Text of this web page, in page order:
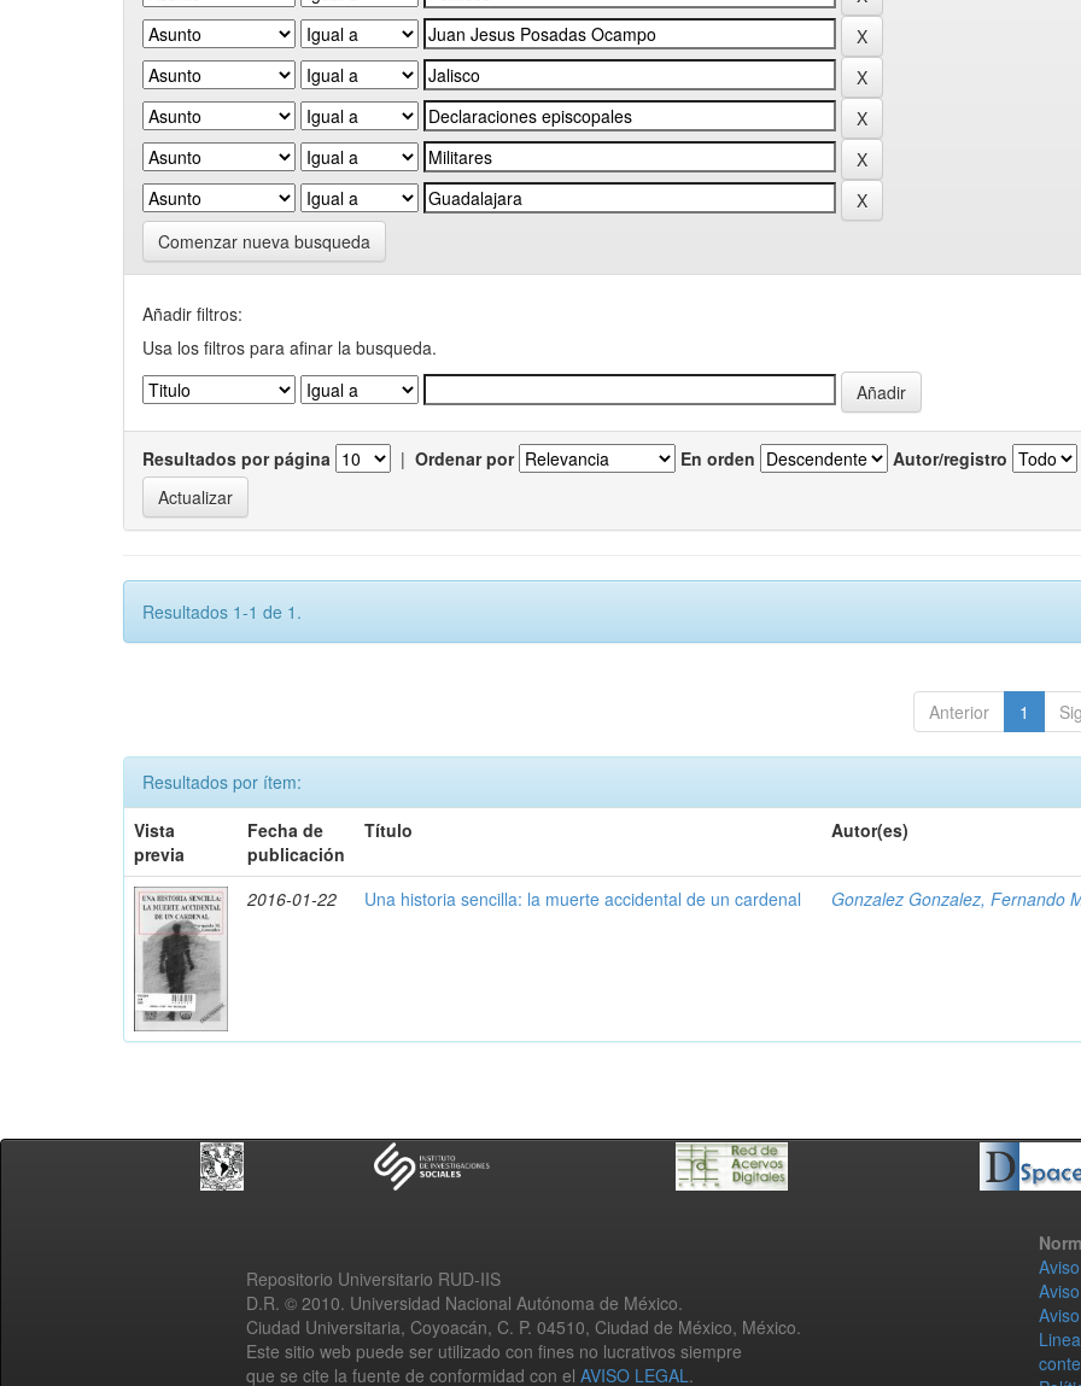
Comenzar nueva busqueda
Añadir filtros:
Usa los filtros para afinar la busqueda.
Resultados por página | Ordenar por En orden Autor/registro
Resultados 1-1 de 1.
Anterior 1
Resultados por ítem:
Vista
previa
Fecha de
publicación
Título Autor(es)
2016-01-22 Una historia sencilla: la muerte accidental de un cardenal Gonzalez Gonzalez, Fernando
Repositorio Universitario RUD-IIS
D.R. © 2010. Universidad Nacional Autónoma de México.
Ciudad Universitaria, Coyoacán, C. P. 04510, Ciudad de México, México.
Este sitio web puede ser utilizado con fines no lucrativos siempre
que se cite la fuente de conformidad con el AVISO LEGAL.